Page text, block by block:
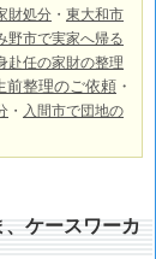
財処分 ・ 東大和市
野市で実家へ帰る
赴任の家財の整理
前整理のご依頼 ・
・ 入間市で団地の
ケースワーカ